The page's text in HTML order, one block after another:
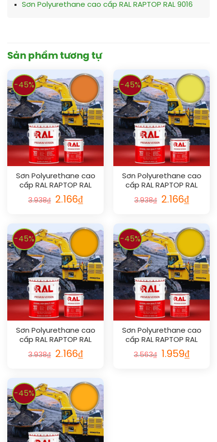
Sơn Polyurethane cao cấp RAL RAPTOP RAL 9016
Sản phẩm tương tự
-45%
Sơn Polyurethane cao
cấp RAL RAPTOP RAL
2003
3.938₫ 2.166₫
-45%
Sơn Polyurethane cao
cấp RAL RAPTOP RAL
1016
3.938₫ 2.166₫
-45%
Sơn Polyurethane cao
cấp RAL RAPTOP RAL
1028
3.938₫ 2.166₫
-45%
Sơn Polyurethane cao
cấp RAL RAPTOP RAL
1023
3.563₫ 1.959₫
-45%